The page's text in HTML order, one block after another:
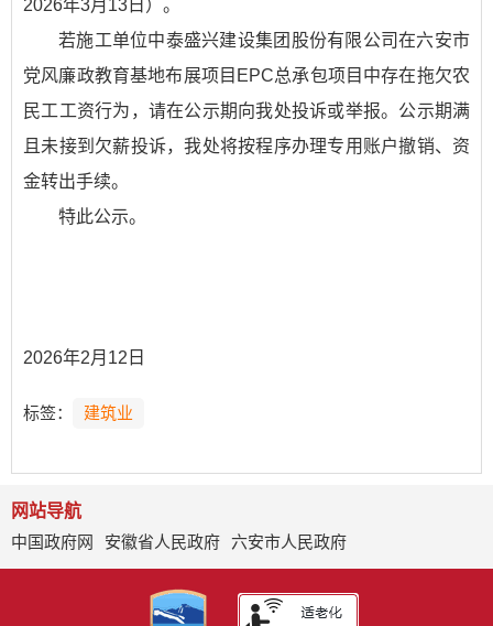
2026年3月13日）。
若施工单位中泰盛兴建设集团股份有限公司在六安市
党风廉政教育基地布展项目EPC总承包项目中存在拖欠农
民工工资行为，请在公示期向我处投诉或举报。公示期满
且未接到欠薪投诉，我处将按程序办理专用账户撤销、资
金转出手续。
特此公示。
2026年2月12日
标签： 建筑业
网站导航
中国政府网
安徽省人民政府 六安市人民政府